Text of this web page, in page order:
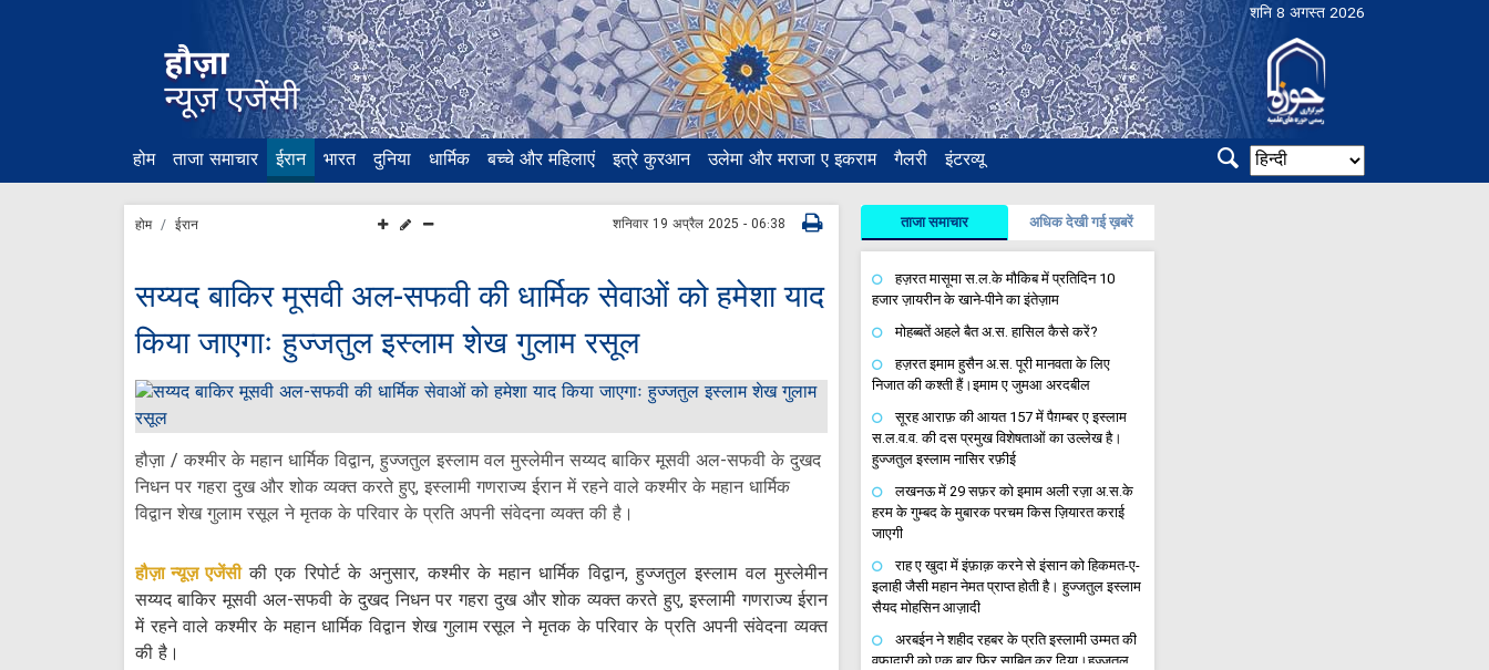
शनि 8 अगस्त 2026
होम ताजा समाचार ईरान भारत दुनिया धार्मिक बच्चे और महिलाएं इत्रे कुरआन उलेमा और मराजा ए इकराम गैलरी इंटरव्यू
होम ईरान शनिवार 19 अप्रैल 2025 - 06:38
सय्यद बाकिर मूसवी अल-सफवी की धार्मिक सेवाओं को हमेशा याद
किया जाएगाः हुज्जतुल इस्लाम शेख गुलाम रसूल
हौज़ा / कश्मीर के महान धार्मिक विद्वान, हुज्जतुल इस्लाम वल मुस्लेमीन सय्यद बाकिर मूसवी अल-सफवी के दुखद
निधन पर गहरा दुख और शोक व्यक्त करते हुए, इस्लामी गणराज्य ईरान में रहने वाले कश्मीर के महान धार्मिक
विद्वान शेख गुलाम रसूल ने मृतक के परिवार के प्रति अपनी संवेदना व्यक्त की है।
हौज़ा न्यूज़ एजेंसीकी एक रिपोर्ट के अनुसार, कश्मीर के महान धार्मिक विद्वान, हुज्जतुल इस्लाम वल मुस्लेमीन
सय्यद बाकिर मूसवी अल-सफवी के दुखद निधन पर गहरा दुख और शोक व्यक्त करते हुए, इस्लामी गणराज्य ईरान
में रहने वाले कश्मीर के महान धार्मिक विद्वान शेख गुलाम रसूल ने मृतक के परिवार के प्रति अपनी संवेदना व्यक्त
की है।
ताजा समाचार अधिक देखी गई ख़बरें
हज़रत मासूमा स.ल.के मौकिब में प्रतिदिन 10
हजार ज़ायरीन के खाने-पीने का इंतेज़ाम
मोहब्बतें अहले बैत अ.स. हासिल कैसे करें?
हज़रत इमाम हुसैन अ.स. पूरी मानवता के लिए
निजात की कश्ती हैं।इमाम ए जुमआ अरदबील
सूरह आराफ़ की आयत 157 में पैग़म्बर ए इस्लाम
स.ल.व.व. की दस प्रमुख विशेषताओं का उल्लेख है।
हुज्जतुल इस्लाम नासिर रफ़ीई
लखनऊ में 29 सफ़र को इमाम अली रज़ा अ.स.के
हरम के गुम्बद के मुबारक परचम किस ज़ियारत कराई
जाएगी
राह ए खुदा में इंफ़ाक़ करने से इंसान को हिकमत-ए-
इलाही जैसी महान नेमत प्राप्त होती है। हुज्जतुल इस्लाम
सैयद मोहसिन आज़ादी
अरबईन ने शहीद रहबर के प्रति इस्लामी उम्मत की
वफादारी को एक बार फिर साबित कर दिया।हुज्जतुल